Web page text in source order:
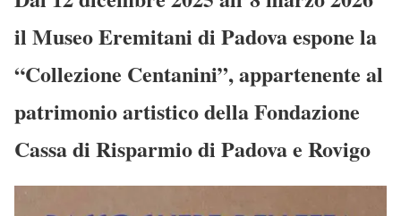
il Museo Eremitani di Padova espone la
“Collezione Centanini”, appartenente al
patrimonio artistico della Fondazione
Cassa di Risparmio di Padova e Rovigo